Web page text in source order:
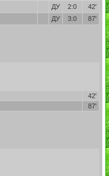
ДУ 2:0
42'
ДУ 3:0 87'
42'
87'